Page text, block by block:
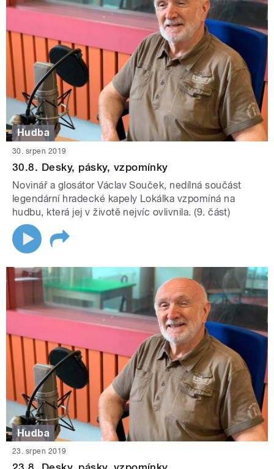
Hudba
30. srpen 2019
30.8. Desky, pásky, vzpomínky
Novinář a glosátor Václav Souček, nedílná součást
legendární hradecké kapely Lokálka vzpomíná na
hudbu, která jej v životě nejvíc ovlivnila. (9. část)
Hudba
23. srpen 2019